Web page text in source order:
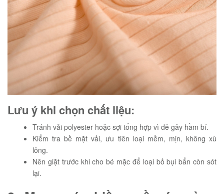
Lưu ý khi chọn chất liệu:
Tránh vải polyester hoặc sợi tổng hợp vì dễ gây hầm bí.
Kiểm tra bề mặt vải, ưu tiên loại mềm, mịn, không xù
lông.
Nên giặt trước khi cho bé mặc để loại bỏ bụi bẩn còn sót
lại.